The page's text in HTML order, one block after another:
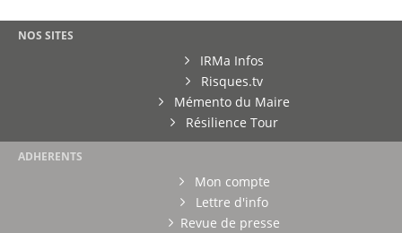
NOS SITES
IRMa Infos
Risques.tv
Mémento du Maire
Résilience Tour
ADHERENTS
Mon compte
Lettre d'info
Revue de presse